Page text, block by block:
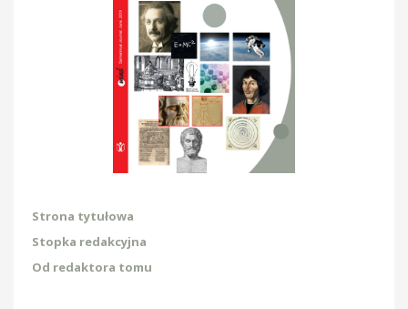
Strona tytułowa
Stopka redakcyjna
Od redaktora tomu